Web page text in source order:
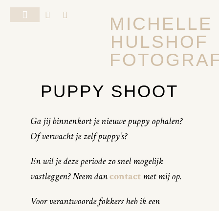
MICHELLE
HULSHOF
PUPPY SHOOT
Ga jij binnenkort je nieuwe puppy ophalen?
Of verwacht je zelf puppy’s?
En wil je deze periode zo snel mogelijk
vastleggen? Neem dancontact met mij op.
Voor verantwoorde fokkers heb ik een